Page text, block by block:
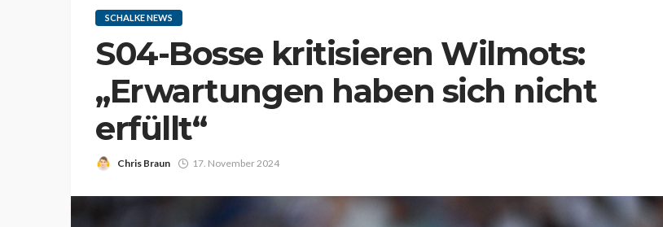
SCHALKE NEWS
S04-Bosse kritisieren Wilmots:
„Erwartungen haben sich nicht
erfüllt“
Chris Braun 17. November 2024